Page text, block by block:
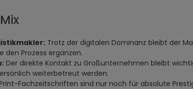
Trotz der digitalen Dominanz bleibt der
den Prozess ergänzen.
Der direkte Kontakt zu Großunternehmen bleibt
weiterbetreut werden.
Fachzeitschriften sind nur noch für absolute